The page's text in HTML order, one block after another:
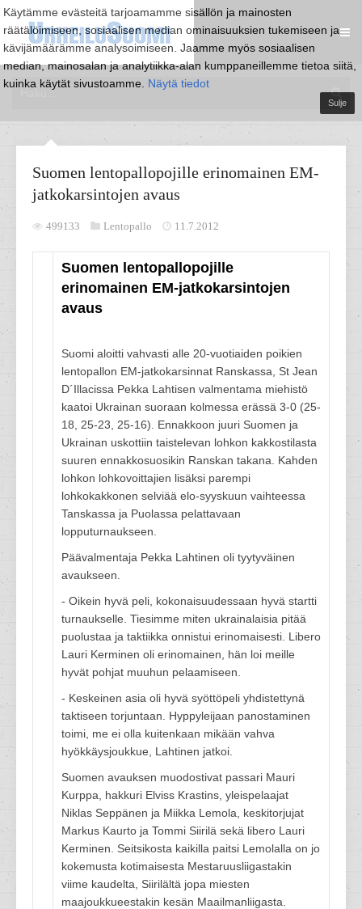
Käytämme evästeitä tarjoamamme sisällön ja mainosten
räätälöimiseen, sosiaalisen median ominaisuuksien tukemiseen ja
kävijämäärämme analysoimiseen. Jaamme myös sosiaalisen
median, mainosalan ja analytiikka-alan kumppaneillemme tietoa siitä,
kuinka käytät sivustoamme. Näytä tiedot
Sulje
Suomen lentopallopojille erinomainen EM-
jatkokarsintojen avaus
499133 Lentopallo 11.7.2012
Suomen lentopallopojille
erinomainen EM-jatkokarsintojen
avaus
Suomi aloitti vahvasti alle 20-vuotiaiden poikien
lentopallon EM-jatkokarsinnat Ranskassa, St Jean
D´Illacissa Pekka Lahtisen valmentama miehistö
kaatoi Ukrainan suoraan kolmessa erässä 3-0 (25-
18, 25-23, 25-16). Ennakkoon juuri Suomen ja
Ukrainan uskottiin taistelevan lohkon kakkostilasta
suuren ennakkosuosikin Ranskan takana. Kahden
lohkon lohkovoittajien lisäksi parempi
lohkokakkonen selviää elo-syyskuun vaihteessa
Tanskassa ja Puolassa pelattavaan
lopputurnaukseen.
Päävalmentaja Pekka Lahtinen oli tyytyväinen
avaukseen.
- Oikein hyvä peli, kokonaisuudessaan hyvä startti
turnaukselle. Tiesimme miten ukrainalaisia pitää
puolustaa ja taktiikka onnistui erinomaisesti. Libero
Lauri Kerminen oli erinomainen, hän loi meille
hyvät pohjat muuhun pelaamiseen.
- Keskeinen asia oli hyvä syöttöpeli yhdistettynä
taktiseen torjuntaan. Hyppyleijaan panostaminen
toimi, me ei olla kuitenkaan mikään vahva
hyökkäysjoukkue, Lahtinen jatkoi.
Suomen avauksen muodostivat passari Mauri
Kurppa, hakkuri Elviss Krastins, yleispelaajat
Niklas Seppänen ja Miikka Lemola, keskitorjujat
Markus Kaurto ja Tommi Siirilä sekä libero Lauri
Kerminen. Seitsikosta kaikilla paitsi Lemolalla on jo
kokemusta kotimaisesta Mestaruusliigastakin
viime kaudelta, Siirilältä jopa miesten
maajoukkueestakin kesän Maailmanliigasta.